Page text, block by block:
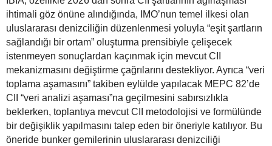
ihtimali göz önüne alındığında, IMO’nun temel ilkesi olan
uluslararası denizciliğin düzenlenmesi yoluyla “eşit şartların
sağlandığı bir ortam” oluşturma prensibiyle çelişecek
istenmeyen sonuçlardan kaçınmak için mevcut CII
mekanizmasını değiştirme çağrılarını destekliyor. Ayrıca “veri
toplama aşamasını” takiben eylülde yapılacak MEPC 82’de
CII “veri analizi aşaması”na geçilmesini sabırsızlıkla
beklerken, toplantıya mevcut CII metodolojisi ve formülünde
bir değişiklik yapılmasını talep eden bir öneriyle katılıyor. Bu
öneride bunker gemilerinin uluslararası denizciliği